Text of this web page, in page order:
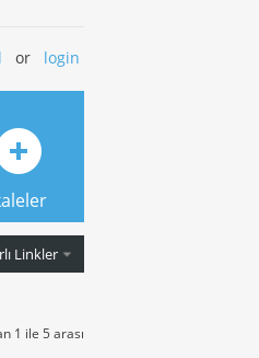
or login
Linkler
1 ile 5 arası